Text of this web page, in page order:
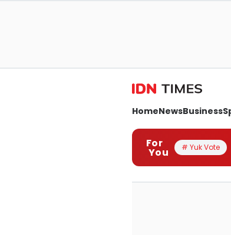
HomeNewsBusiness
For
You # Yuk Vote